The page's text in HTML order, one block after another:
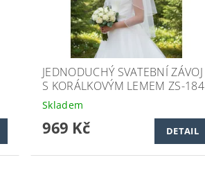
JEDNODUCHÝ SVATEBNÍ ZÁVOJ
S KORÁLKOVÝM LEMEM ZS-184
Skladem
969 Kč DETAIL